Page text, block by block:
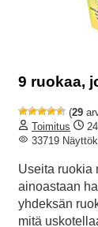
9 ruokaa,
(29
Toimitus
33719
Useita ruokia
ainoastaan
yhdeksän
mitä